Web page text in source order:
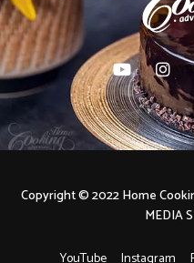
Copyright © 2022 Home
MEDIA